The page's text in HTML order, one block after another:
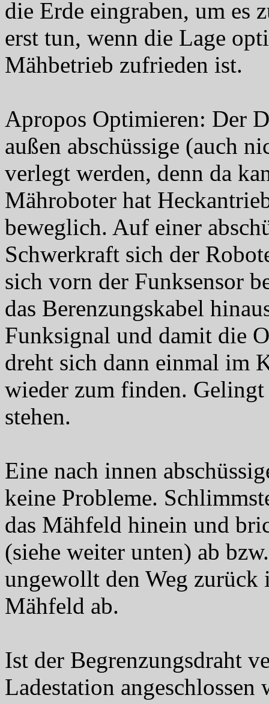
die Erde eingraben, um es
erst tun, wenn die Lage
Mähbetrieb zufrieden ist.
Apropos Optimieren: Der
außen abschüssige (auch
verlegt werden, denn da
Mähroboter hat
beweglich. Auf einer
Schwerkraft sich der
sich vorn der Funksensor
das Berenzungskabel
Funksignal und damit die
dreht sich dann einmal im
wieder zum finden.
stehen.
Eine nach innen
keine Probleme.
das Mähfeld hinein und
(siehe weiter unten) ab
ungewollt den Weg zurück
Mähfeld ab.
Ist der Begrenzungsdraht
Ladestation